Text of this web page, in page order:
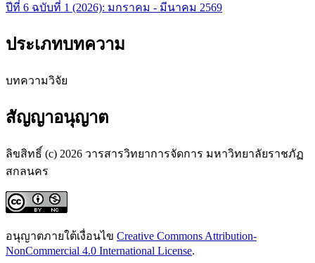
ปีที่ 6 ฉบับที่ 1 (2026): มกราคม - มีนาคม 2569
ประเภทบทความ
บทความวิจัย
สัญญาอนุญาต
ลิขสิทธิ์ (c) 2026 วารสารวิทยาการจัดการ มหาวิทยาลัยราชภัฏ
สกลนคร
อนุญาตภายใต้เงื่อนไข Creative Commons Attribution-
NonCommercial 4.0 International License.